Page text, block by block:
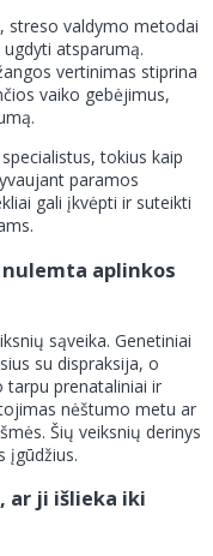
streso valdymo metodai
atsparumą.
vertinimas stiprina
vaiko gebėjimus,
tokius kaip
paramos
gali įkvėpti ir suteikti
aplinkos
sąveika. Genetiniai
su dispraksija, o
tarpu prenataliniai ir
nėštumo metu ar
Šių veiksnių derinys
įgūdžius.
ar ji išlieka iki